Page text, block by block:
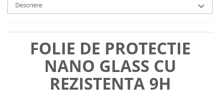
Descriere
FOLIE DE PROTECTIE
NANO GLASS CU
REZISTENTA 9H